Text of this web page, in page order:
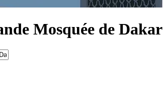
Mosquée de Dakar